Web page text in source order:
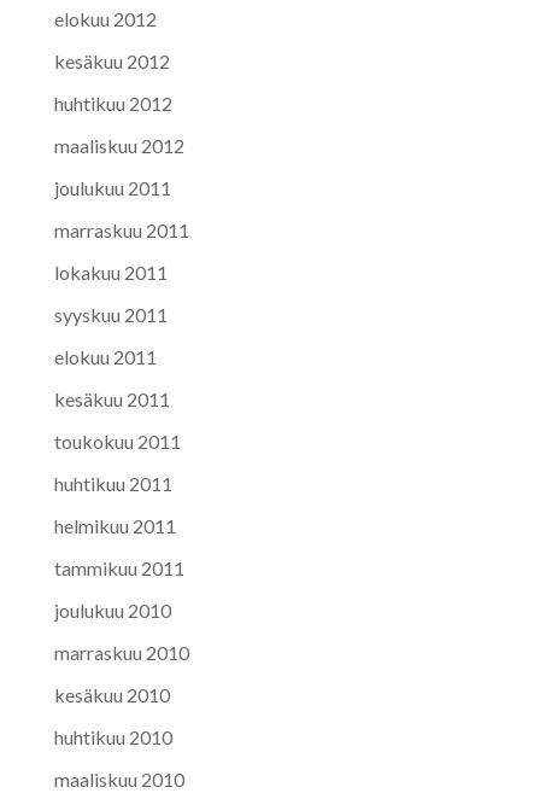
elokuu 2012
kesäkuu 2012
huhtikuu 2012
maaliskuu 2012
joulukuu 2011
marraskuu 2011
lokakuu 2011
syyskuu 2011
elokuu 2011
kesäkuu 2011
toukokuu 2011
huhtikuu 2011
helmikuu 2011
tammikuu 2011
joulukuu 2010
marraskuu 2010
kesäkuu 2010
huhtikuu 2010
maaliskuu 2010